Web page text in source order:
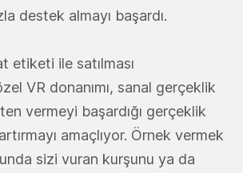
destek almayı başardı.
etiketi ile satılması
VR donanımı, sanal gerçeklik
vermeyi başardığı gerçeklik
amaçlıyor. Örnek vermek
sizi vuran kurşunu ya da